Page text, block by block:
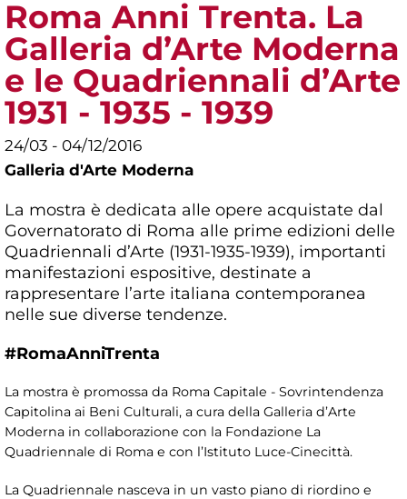
Roma Anni Trenta. La
Galleria d’Arte Moderna
e le Quadriennali d’Arte
1931 - 1935 - 1939
24/03 - 04/12/2016
Galleria d'Arte Moderna
La mostra è dedicata alle opere acquistate dal
Governatorato di Roma alle prime edizioni delle
Quadriennali d’Arte (1931-1935-1939), importanti
manifestazioni espositive, destinate a
rappresentare l’arte italiana contemporanea
nelle sue diverse tendenze.
#RomaAnniTrenta
La mostra è promossa da Roma Capitale - Sovrintendenza
Capitolina ai Beni Culturali, a cura della Galleria d’Arte
Moderna in collaborazione con la Fondazione La
Quadriennale di Roma e con l’Istituto Luce-Cinecittà.
La Quadriennale nasceva in un vasto piano di riordino e